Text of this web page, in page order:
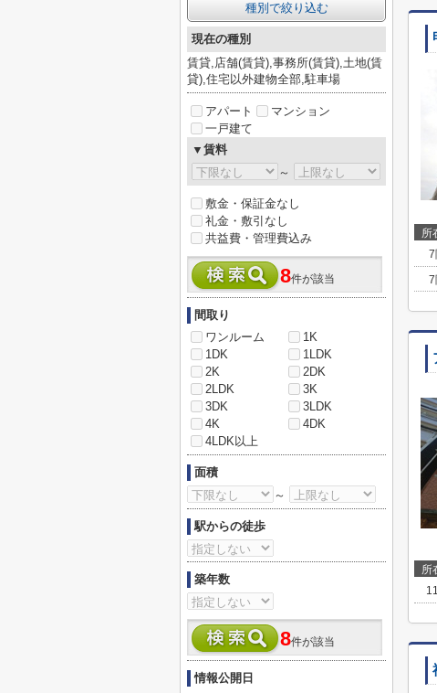
所
7
7
所
種別で絞り込む
現在の種別
賃貸,店舗(賃貸),事務所(賃貸),土地(賃
貸),住宅以外建物全部,駐車場
アパート
マンション
一戸建て
▼賃料
～
敷金・保証金なし
礼金・敷引なし
共益費・管理費込み
8件が該当
間取り
ワンルーム
1K
1DK
1LDK
2K
2DK
2LDK
3K
3DK
3LDK
4K
4DK
4LDK以上
面積
～
駅からの徒歩
築年数
8件が該当
情報公開日